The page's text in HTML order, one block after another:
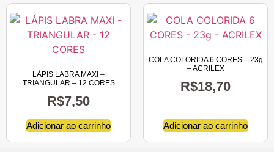
LÁPIS LABRA MAXI –
TRIANGULAR – 12 CORES
R$7,50
Adicionar ao carrinho
COLA COLORIDA 6 CORES – 23g
– ACRILEX
R$18,70
Adicionar ao carrinho